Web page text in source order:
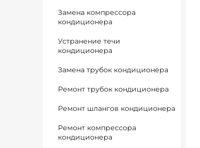
Замена компрессора
кондиционера
Устранение течи
кондиционера
Замена трубок кондиционера
Ремонт трубок кондиционера
Ремонт шлангов кондиционера
Ремонт компрессора
кондиционера